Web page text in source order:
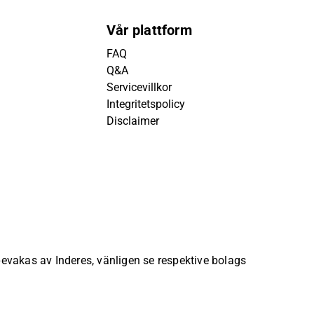
Vår plattform
FAQ
Q&A
Servicevillkor
Integritetspolicy
Disclaimer
av Inderes, vänligen se respektive bolags